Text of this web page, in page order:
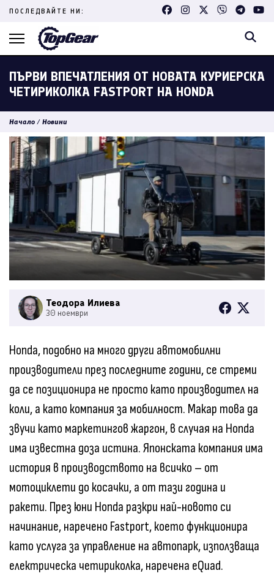
Skip
content
ПОСЛЕДВАЙТЕ НИ:
ПЪРВИ ВПЕЧАТЛЕНИЯ ОТ НОВАТА КУРИЕРСКА
ЧЕТИРИКОЛКА FASTPORT НА HONDA
Начало / Новини
Теодора Илиева
30 ноември
Honda, подобно на много други автомобилни
производители през последните години, се стреми
да се позиционира не просто като производител на
коли, а като компания за мобилност. Макар това да
звучи като маркетингов жаргон, в случая на Honda
има известна доза истина. Японската компания има
история в производството на всичко – от
мотоциклети до косачки, а от тази година и
ракети. През юни Honda разкри най-новото си
начинание, наречено Fastport, което функционира
като услуга за управление на автопарк, използваща
електрическа четириколка, наречена eQuad.